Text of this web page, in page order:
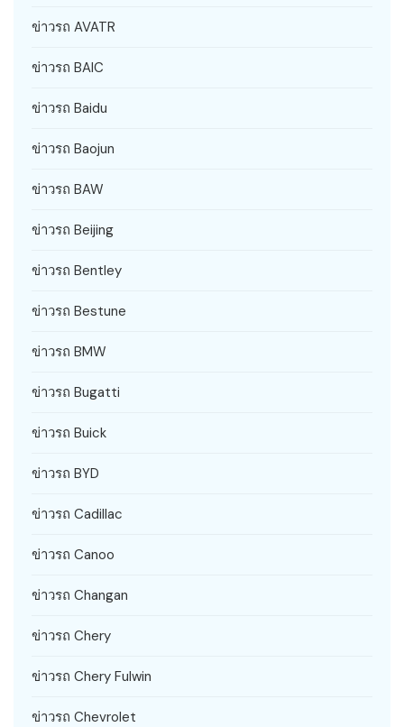
ข่าวรถ AVATR
ข่าวรถ BAIC
ข่าวรถ Baidu
ข่าวรถ Baojun
ข่าวรถ BAW
ข่าวรถ Beijing
ข่าวรถ Bentley
ข่าวรถ Bestune
ข่าวรถ BMW
ข่าวรถ Bugatti
ข่าวรถ Buick
ข่าวรถ BYD
ข่าวรถ Cadillac
ข่าวรถ Canoo
ข่าวรถ Changan
ข่าวรถ Chery
ข่าวรถ Chery Fulwin
ข่าวรถ Chevrolet